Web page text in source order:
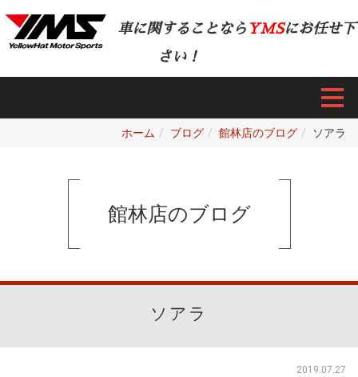
車に関することなら YMSにお任せ下
さい！
ホーム ブログ 館林店のブログ ソアラ
館林店のブログ
ソアラ
2019.07.27